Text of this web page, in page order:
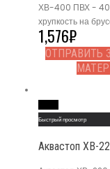
ХВ-400 ПВХ -
хрупкость на
1,576₽
ОТПРАВИТЬ
Быстрый просмотр
Аквастоп ХВ-